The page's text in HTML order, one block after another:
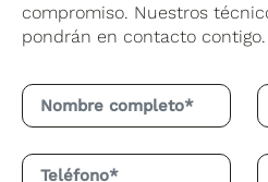
compromiso. Nuestros
pondrán en contacto contigo.